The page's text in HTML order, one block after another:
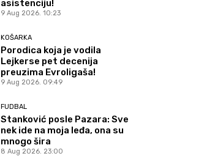
asistenciju!
9 Aug 2026. 10:23
KOŠARKA
Porodica koja je vodila
Lejkerse pet decenija
preuzima Evroligaša!
9 Aug 2026. 09:49
FUDBAL
Stanković posle Pazara: Sve
nek ide na moja leđa, ona su
mnogo šira
8 Aug 2026. 23:00